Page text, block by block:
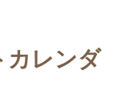
レンダ